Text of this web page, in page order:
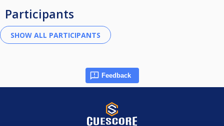
Participants
Feedback